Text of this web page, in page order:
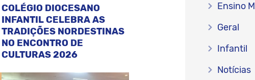
COLÉGIO DIOCESANO
INFANTIL CELEBRA AS
TRADIÇÕES NORDESTINAS
NO ENCONTRO DE
CULTURAS 2026
Ensino
Geral
Infantil
Notícias